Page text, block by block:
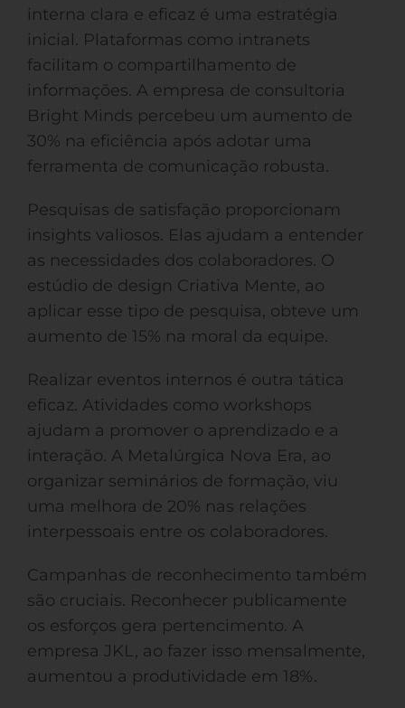
interna clara e eficaz é uma estratégia
inicial. Plataformas como intranets
facilitam o compartilhamento de
informações. A empresa de consultoria
Bright Minds percebeu um aumento de
30% na eficiência após adotar uma
ferramenta de comunicação robusta.
Pesquisas de satisfação proporcionam
insights valiosos. Elas ajudam a entender
as necessidades dos colaboradores. O
estúdio de design Criativa Mente, ao
aplicar esse tipo de pesquisa, obteve um
aumento de 15% na moral da equipe.
Realizar eventos internos é outra tática
eficaz. Atividades como workshops
ajudam a promover o aprendizado e a
interação. A Metalúrgica Nova Era, ao
organizar seminários de formação, viu
uma melhora de 20% nas relações
interpessoais entre os colaboradores.
Campanhas de reconhecimento também
são cruciais. Reconhecer publicamente
os esforços gera pertencimento. A
empresa JKL, ao fazer isso mensalmente,
aumentou a produtividade em 18%.